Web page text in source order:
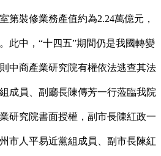
第裝修業務產值約為2.24萬億元，
此中，“十四五”期間仍是我國轉變
中商產業研究院有權依法逃查其法
成員、副廳長陳傳芳一行蒞臨我院
研究院書面授權，副市長陳紅政一
市人平易近黨組成員、副市長陳紅